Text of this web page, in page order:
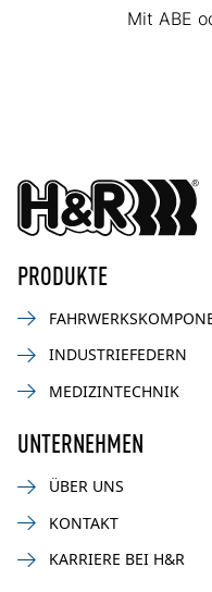
Mit ABE
PRODUKTE
INDUSTRIEFEDERN
MEDIZINTECHNIK
UNTERNEHMEN
ÜBER UNS
KONTAKT
KARRIERE BEI H&R